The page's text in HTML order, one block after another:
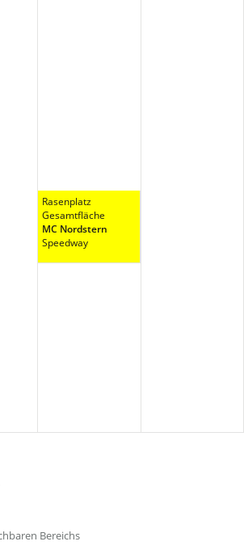
Rasenplatz
Gesamtfläche
MC Nordstern
Speedway
Bereichs